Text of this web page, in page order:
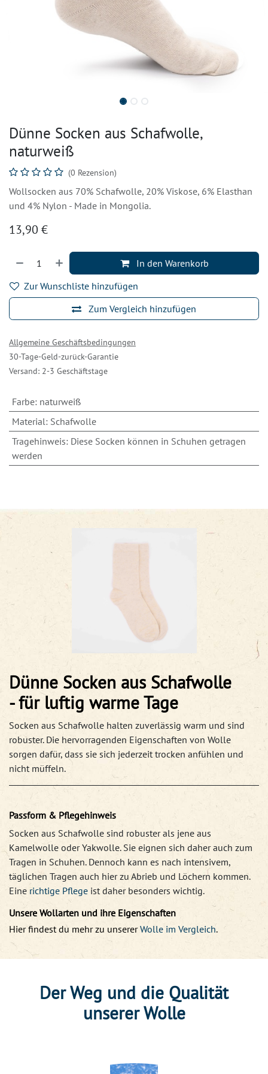
Dünne Socken aus Schafwolle,
naturweiß
(0 Rezension)
Wollsocken aus 70% Schafwolle, 20% Viskose, 6% Elasthan
und 4% Nylon - Made in Mongolia.
13,90 €
In den Warenkorb
Zum Vergleich hinzufügen
Zur Wunschliste hinzufügen
Allgemeine Geschäftsbedingungen
30-Tage-Geld-zurück-Garantie
Versand: 2-3 Geschäftstage
Farbe: naturweiß
Material: Schafwolle
Tragehinweis: Diese Socken können in Schuhen getragen
werden
Dünne Socken aus Schafwolle
- für luftig warme Tage
Socken aus Schafwolle halten zuverlässig warm und sind
robuster. Die hervorragenden Eigenschaften von Wolle
sorgen dafür, dass sie sich jederzeit trocken anfühlen und
nicht müffeln.
Passform & Pflegehinweis
Socken aus Schafwolle sind robuster als jene aus
Kamelwolle oder Yakwolle. Sie eignen sich daher auch zum
Tragen in Schuhen. Dennoch kann es nach intensivem,
täglichen Tragen auch hier zu Abrieb und Löchern kommen.
Eine richtige Pflege ist daher besonders wichtig.
Unsere Wollarten und ihre Eigenschaften
Hier findest du mehr zu unserer Wolle im Vergleich.
Der Weg und die Qualität
unserer Wolle